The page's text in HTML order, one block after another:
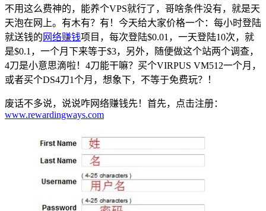
不用这么费神的，能养个VPS就行了，哥啥条件没有，就是天
天泡在网上。有木有？有！今天给大家价格一个：每小时登陆
就送钱的 网络赚钱项目，每次登陆$0.01，一天登陆10次，就
是$0.1，一个月下来等于$3，另外，随便做这个站两个调查，
4刀是小意思滴啦！4刀能干嘛？买个VIRPUS VM512一个月，
或者买个DS4刀1个月，想象下，不等于免费玩？！
废话不多说，说说咋网络赚钱先！首先，点击注册：
www.rewardingways.com